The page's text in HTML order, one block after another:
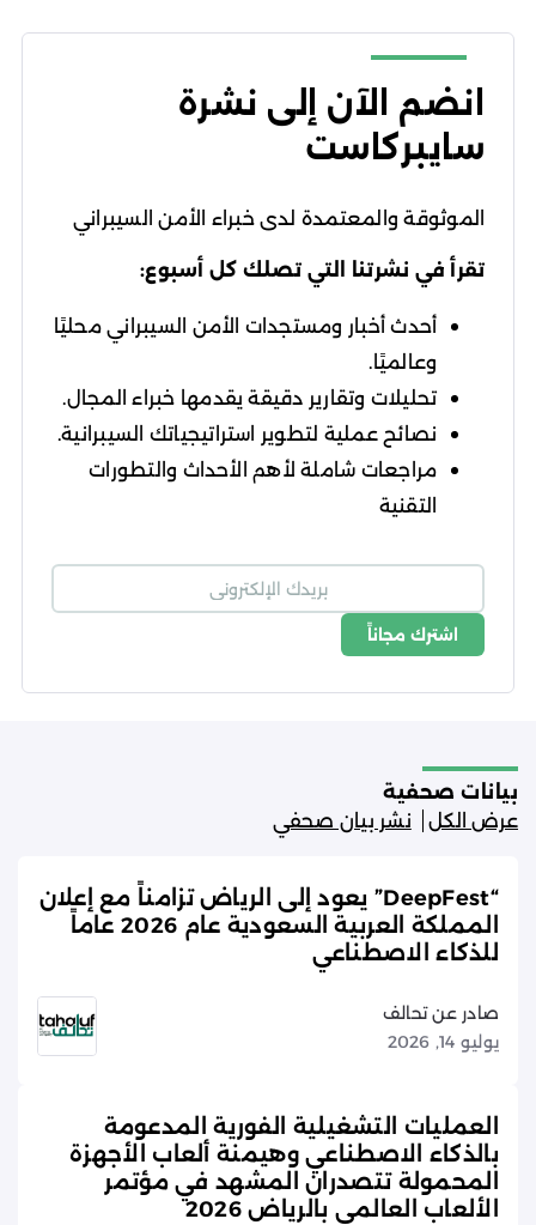
انضم الآن إلى نشرة
سايبركاست
الموثوقة والمعتمدة لدى خبراء الأمن السيبراني
تقرأ في نشرتنا التي تصلك كل أسبوع:
أحدث أخبار ومستجدات الأمن السيبراني محليًا
وعالميًا.
تحليلات وتقارير دقيقة يقدمها خبراء المجال.
نصائح عملية لتطوير استراتيجياتك السيبرانية.
مراجعات شاملة لأهم الأحداث والتطورات
التقنية
اشترك مجاناً
بيانات صحفية
عرض الكل
نشر بيان صحفي
“DeepFest” يعود إلى الرياض تزامناً مع إعلان
المملكة العربية السعودية عام 2026 عاماً
للذكاء الاصطناعي
صادر عن تحالف
يوليو 14, 2026
العمليات التشغيلية الفورية المدعومة
بالذكاء الاصطناعي وهيمنة ألعاب الأجهزة
المحمولة تتصدران المشهد في مؤتمر
الألعاب العالمي بالرياض 2026